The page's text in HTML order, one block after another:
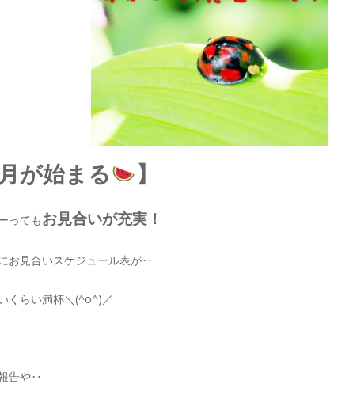
月が始まる 】
ってもお見合いが充実！
お見合いスケジュール表が‥
くらい満杯＼(^o^)／
告や‥